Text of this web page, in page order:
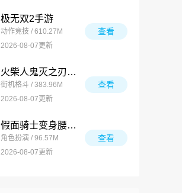
极无双2手游
动作竞技 / 610.27M
2026-08-07更新
查看
火柴人鬼灭之刃游戏
街机格斗 / 383.96M
2026-08-07更新
查看
假面骑士变身腰带模拟器合集
角色扮演 / 96.57M
2026-08-07更新
查看